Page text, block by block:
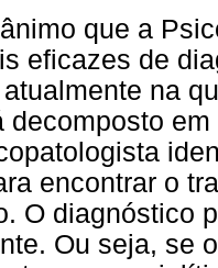
que a
eficazes de
na
decomposto
encontrar o
O diagnóstico
Ou seja, se